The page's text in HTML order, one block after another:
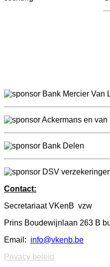
Contact:
Secretariaat VKenB vzw
Prins Boudewijnlaan 263 B
Email: info@vkenb.be
Privacy beleid